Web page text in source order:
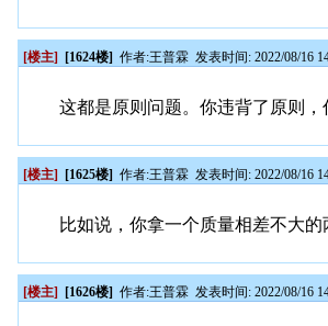
[楼主] [1624楼] 作者:王普霖 发表时间: 2022/08/16
这都是原则问题。你违背了原则，
[楼主] [1625楼] 作者:王普霖 发表时间: 2022/08/16
比如说，你拿一个质量相差不大
[楼主] [1626楼] 作者:王普霖 发表时间: 2022/08/16